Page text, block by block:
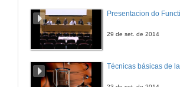
29 de set. de 2014